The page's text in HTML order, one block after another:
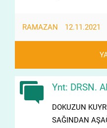
RAMAZAN 12.11.2021
Ynt: DRSN.
DOKUZUN
SAĞINDAN